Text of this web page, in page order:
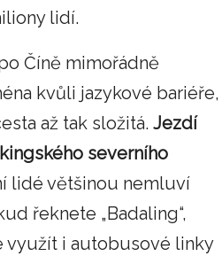
lidí.
Číně mimořádně
kvůli jazykové bariéře,
až tak složitá. Jezdí
severního
lidé většinou nemluví
řeknete „Badaling“,
využít i autobusové linky